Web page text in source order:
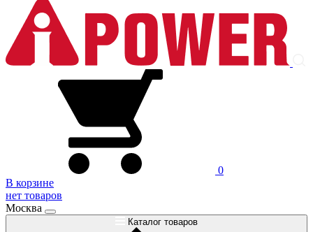
0
В корзине
нет товаров
Москва
Каталог товаров